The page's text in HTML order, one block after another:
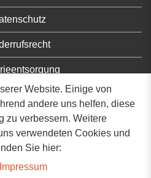
WIDERRUFEN
Website. Einige von
andere uns helfen, diese
zu verbessern. Weitere
verwendeten Cookies und
Sie hier:
Impressum